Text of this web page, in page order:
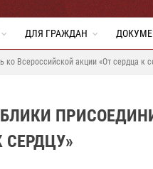
ДЛЯ ГРАЖДАН
ко Всероссийской акции «От сердца к